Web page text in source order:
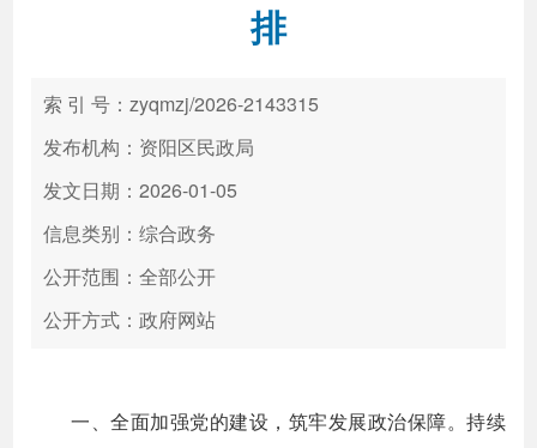
政务服务
高效办成一件事
排
索 引 号：zyqmzj/2026-2143315
发布机构：资阳区民政局
发文日期：2026-01-05
信息类别：综合政务
公开范围：全部公开
公开方式：政府网站
一、全面加强党的建设，筑牢发展政治保障。持续